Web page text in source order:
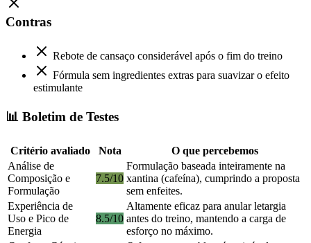
Contras
Rebote de cansaço considerável após o fim do treino
Fórmula sem ingredientes extras para suavizar o efeito
estimulante
📊 Boletim de Testes
Critério avaliado Nota
O que percebemos
Análise de
Composição e
Formulação
7.5/10
Formulação baseada inteiramente na
xantina (cafeína), cumprindo a proposta
sem enfeites.
Experiência de
Uso e Pico de
Energia
8.5/10
Altamente eficaz para anular letargia
antes do treino, mantendo a carga de
esforço no máximo.